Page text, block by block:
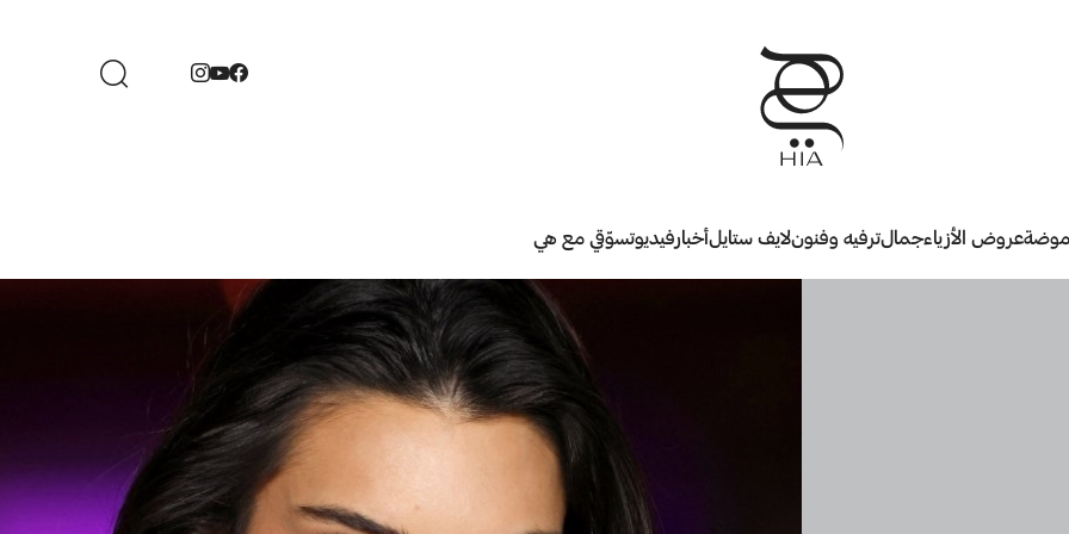
موضةعروض الأزياءجمالترفيه وفنونلايف ستايلأخبارفيديوتسوّقي مع هي